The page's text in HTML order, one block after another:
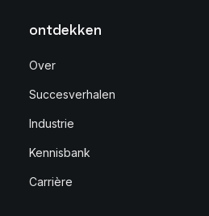
ontdekken
Over
Succesverhalen
Industrie
Kennisbank
Carrière